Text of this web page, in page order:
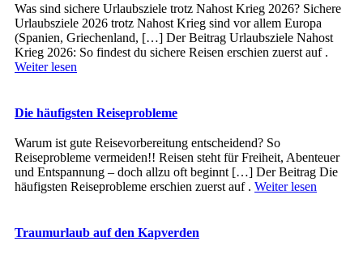
Was sind sichere Urlaubsziele trotz Nahost Krieg 2026? Sichere
Urlaubsziele 2026 trotz Nahost Krieg sind vor allem Europa
(Spanien, Griechenland, […] Der Beitrag Urlaubsziele Nahost
Krieg 2026: So findest du sichere Reisen erschien zuerst auf .
Weiter lesen
Die häufigsten Reiseprobleme
Warum ist gute Reisevorbereitung entscheidend? So
Reiseprobleme vermeiden!! Reisen steht für Freiheit, Abenteuer
und Entspannung – doch allzu oft beginnt […] Der Beitrag Die
häufigsten Reiseprobleme erschien zuerst auf . Weiter lesen
Traumurlaub auf den Kapverden